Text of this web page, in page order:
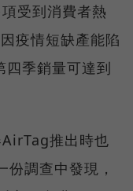
受到消費者熱
疫情短缺產能陷
四季銷量可達到
推出時也
調查中發現，